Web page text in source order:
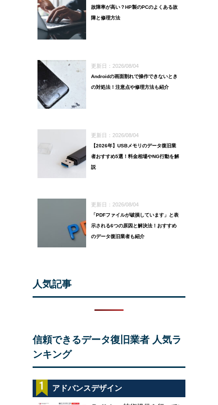
故障率が高い？HP製のPCのよくある故
障と修理方法
更新日：2026/08/04
Androidの画面割れで操作できないとき
の対処法！注意点や修理方法も紹介
更新日：2026/08/04
【2026年】USBメモリのデータ復旧業
者おすすめ5選！料金相場やNG行動を解
説
更新日：2026/08/04
「PDFファイルが破損しています」と表
示される6つの原因と解決法！おすすめ
のデータ復旧業者も紹介
人気記事
信頼できるデータ復旧業者 人気ラ
ンキング
アドバンスデザイン